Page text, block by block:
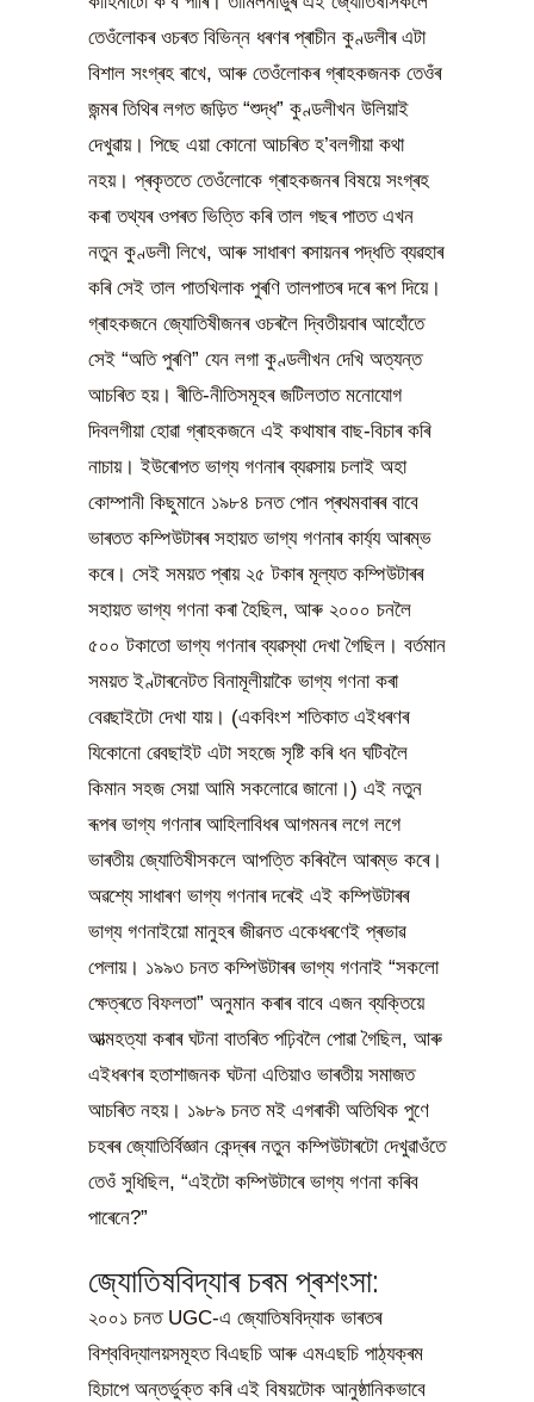
তেওঁলোকৰ ওচৰত বিভিন্ন ধৰণৰ প্ৰাচীন কুণ্ডলীৰ এটা
বিশাল সংগ্ৰহ ৰাখে, আৰু তেওঁলোকৰ গ্ৰাহকজনক তেওঁৰ
জন্মৰ তিথিৰ লগত জড়িত “শুদ্ধ” কুণ্ডলীখন উলিয়াই
দেখুৱায়। পিছে এয়া কোনো আচৰিত হ’বলগীয়া কথা
নহয়। প্ৰকৃততে তেওঁলোকে গ্ৰাহকজনৰ বিষয়ে সংগ্ৰহ
কৰা তথ্যৰ ওপৰত ভিত্তি কৰি তাল গছৰ পাতত এখন
নতুন কুণ্ডলী লিখে, আৰু সাধাৰণ ৰসায়নৰ পদ্ধতি ব্যৱহাৰ
কৰি সেই তাল পাতখিলাক পুৰণি তালপাতৰ দৰে ৰূপ দিয়ে।
গ্ৰাহকজনে জ্যোতিষীজনৰ ওচৰলৈ দ্বিতীয়বাৰ আহোঁতে
সেই “অতি পুৰণি” যেন লগা কুণ্ডলীখন দেখি অত্যন্ত
আচৰিত হয়। ৰীতি-নীতিসমূহৰ জটিলতাত মনোযোগ
দিবলগীয়া হোৱা গ্ৰাহকজনে এই কথাষাৰ বাছ-বিচাৰ কৰি
নাচায়। ইউৰোপত ভাগ্য গণনাৰ ব্যৱসায় চলাই অহা
কোম্পানী কিছুমানে ১৯৮৪ চনত পোন প্ৰথমবাৰৰ বাবে
ভাৰতত কম্পিউটাৰৰ সহায়ত ভাগ্য গণনাৰ কাৰ্য্য আৰম্ভ
কৰে। সেই সময়ত প্ৰায় ২৫ টকাৰ মূল্যত কম্পিউটাৰৰ
সহায়ত ভাগ্য গণনা কৰা হৈছিল, আৰু ২০০০ চনলৈ
৫০০ টকাতো ভাগ্য গণনাৰ ব্যৱস্থা দেখা গৈছিল। বৰ্তমান
সময়ত ইণ্টাৰনেটত বিনামূলীয়াকৈ ভাগ্য গণনা কৰা
বেৱছাইটো দেখা যায়। (একবিংশ শতিকাত এইধৰণৰ
যিকোনো ৱেবছাইট এটা সহজে সৃষ্টি কৰি ধন ঘটিবলৈ
কিমান সহজ সেয়া আমি সকলোৱে জানো।) এই নতুন
ৰূপৰ ভাগ্য গণনাৰ আহিলাবিধৰ আগমনৰ লগে লগে
ভাৰতীয় জ্যোতিষীসকলে আপত্তি কৰিবলৈ আৰম্ভ কৰে।
অৱশ্যে সাধাৰণ ভাগ্য গণনাৰ দৰেই এই কম্পিউটাৰৰ
ভাগ্য গণনাইয়ো মানুহৰ জীৱনত একেধৰণেই প্ৰভাৱ
পেলায়। ১৯৯৩ চনত কম্পিউটাৰৰ ভাগ্য গণনাই “সকলো
ক্ষেত্ৰতে বিফলতা” অনুমান কৰাৰ বাবে এজন ব্যক্তিয়ে
আত্মহত্যা কৰাৰ ঘটনা বাতৰিত পঢ়িবলৈ পোৱা গৈছিল, আৰু
এইধৰণৰ হতাশাজনক ঘটনা এতিয়াও ভাৰতীয় সমাজত
আচৰিত নহয়। ১৯৮৯ চনত মই এগৰাকী অতিথিক পুণে
চহৰৰ জ্যোতিৰ্বিজ্ঞান কেন্দ্ৰৰ নতুন কম্পিউটাৰটো দেখুৱাওঁতে
তেওঁ সুধিছিল, “এইটো কম্পিউটাৰে ভাগ্য গণনা কৰিব
পাৰেনে?”
জ্যোতিষবিদ্যাৰ চৰম প্ৰশংসা:
২০০১ চনত UGC-এ জ্যোতিষবিদ্যাক ভাৰতৰ
বিশ্ববিদ্যালয়সমূহত বিএছচি আৰু এমএছচি পাঠ্যক্ৰম
হিচাপে অন্তৰ্ভুক্ত কৰি এই বিষয়টোক আনুষ্ঠানিকভাবে